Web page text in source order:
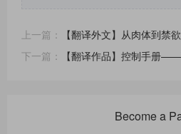
上一篇：
【翻译外文】从肉体到禁
下一篇：
【翻译作品】控制手册
Become a